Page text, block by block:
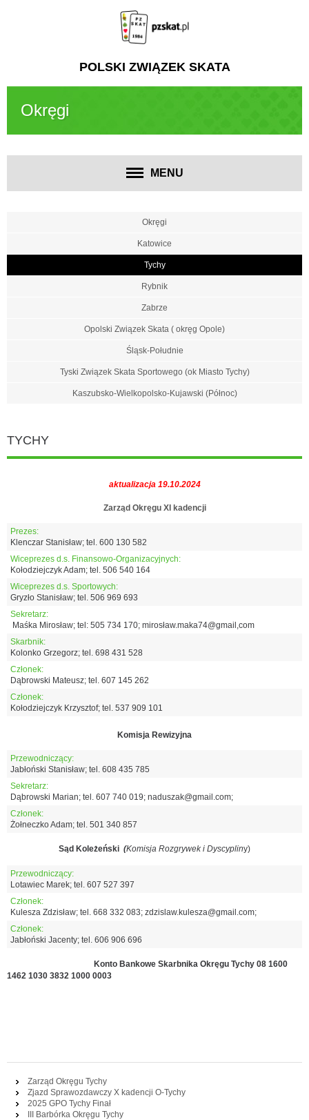
POLSKI ZWIĄZEK SKATA
Okręgi
MENU
Okręgi
Katowice
Tychy
Rybnik
Zabrze
Opolski Związek Skata ( okręg Opole)
Śląsk-Południe
Tyski Związek Skata Sportowego (ok Miasto Tychy)
Kaszubsko-Wielkopolsko-Kujawski (Północ)
TYCHY
aktualizacja 19.10.2024
Zarząd Okręgu XI kadencji
Prezes:
Klenczar Stanisław; tel. 600 130 582
Wiceprezes d.s. Finansowo-Organizacyjnych:
Kołodziejczyk Adam; tel. 506 540 164
Wiceprezes d.s. Sportowych:
Gryzło Stanisław; tel. 506 969 693
Sekretarz:
Maśka Mirosław; tel: 505 734 170; mirosław.maka74@gmail,com
Skarbnik:
Kolonko Grzegorz; tel. 698 431 528
Członek:
Dąbrowski Mateusz; tel. 607 145 262
Członek:
Kołodziejczyk Krzysztof; tel. 537 909 101
Komisja Rewizyjna
Przewodniczący:
Jabłoński Stanisław; tel. 608 435 785
Sekretarz:
Dąbrowski Marian; tel. 607 740 019; naduszak@gmail.com;
Członek:
Żołneczko Adam; tel. 501 340 857
Sąd Koleżeński (Komisja Rozgrywek i Dyscypliny)
Przewodniczący:
Lotawiec Marek; tel. 607 527 397
Członek:
Kulesza Zdzisław; tel. 668 332 083; zdzislaw.kulesza@gmail.com;
Członek:
Jabłoński Jacenty; tel. 606 906 696
Konto Bankowe Skarbnika Okręgu Tychy 08 1600
1462 1030 3832 1000 0003
Zarząd Okręgu Tychy
Zjazd Sprawozdawczy X kadencji O-Tychy
2025 GPO Tychy Finał
III Barbórka Okręgu Tychy